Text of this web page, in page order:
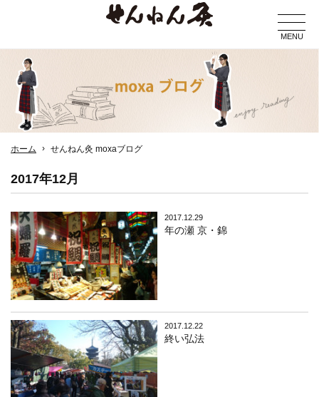
MENU
ホーム せんねん灸 moxaブログ
2017年12月
2017.12.29
年の瀬 京・錦
2017.12.22
終い弘法